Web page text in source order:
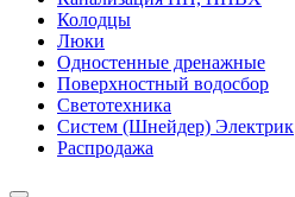
Колодцы
Люки
Одностенные дренажные
Поверхностный водосбор
Светотехника
Систем (Шнейдер) Электрик
Распродажа